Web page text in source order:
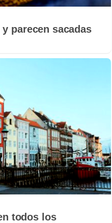
parecen sacadas
todos los